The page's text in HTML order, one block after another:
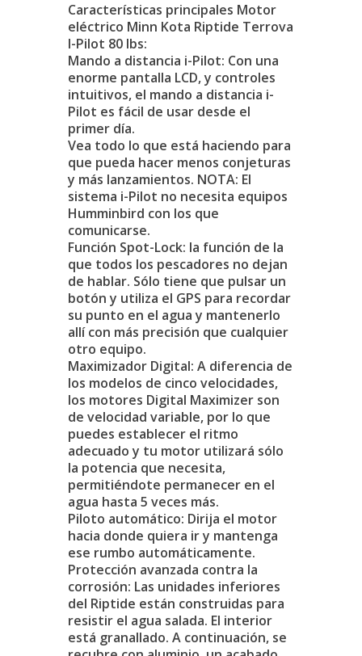
Características principales Motor
eléctrico Minn Kota Riptide Terrova
I-Pilot 80 lbs:
Mando a distancia i-Pilot: Con una
enorme pantalla LCD, y controles
intuitivos, el mando a distancia i-
Pilot es fácil de usar desde el
primer día.
Vea todo lo que está haciendo para
que pueda hacer menos conjeturas
y más lanzamientos. NOTA: El
sistema i-Pilot no necesita equipos
Humminbird con los que
comunicarse.
Función Spot-Lock: la función de la
que todos los pescadores no dejan
de hablar. Sólo tiene que pulsar un
botón y utiliza el GPS para recordar
su punto en el agua y mantenerlo
allí con más precisión que cualquier
otro equipo.
Maximizador Digital: A diferencia de
los modelos de cinco velocidades,
los motores Digital Maximizer son
de velocidad variable, por lo que
puedes establecer el ritmo
adecuado y tu motor utilizará sólo
la potencia que necesita,
permitiéndote permanecer en el
agua hasta 5 veces más.
Piloto automático: Dirija el motor
hacia donde quiera ir y mantenga
ese rumbo automáticamente.
Protección avanzada contra la
corrosión: Las unidades inferiores
del Riptide están construidas para
resistir el agua salada. El interior
está granallado. A continuación, se